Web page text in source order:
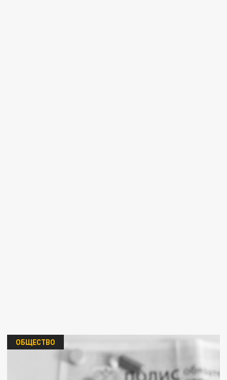
ОБЩЕСТВО